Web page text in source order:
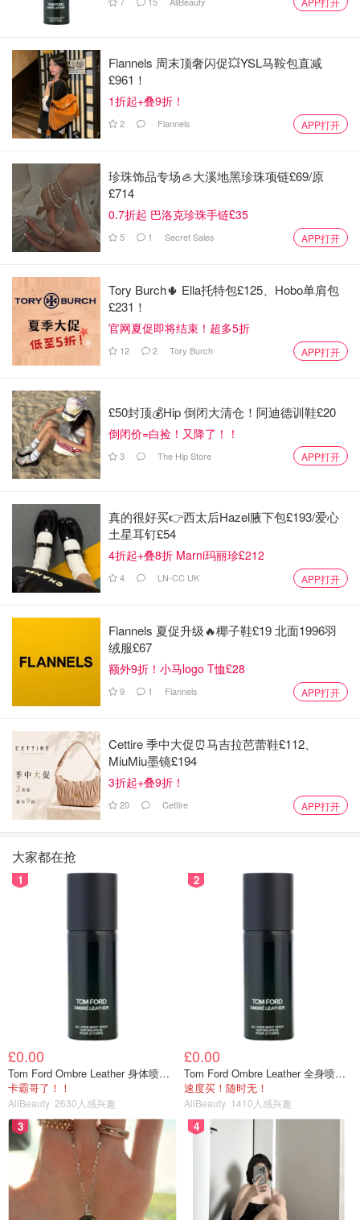
Flannels 周末顶奢闪促💥YSL马鞍包直减
£961！
1折起+叠9折！
2 Flannels APP打开
珍珠饰品专场🦪大溪地黑珍珠项链£69/原
£714
0.7折起 巴洛克珍珠手链£35
5 1 Secret Sales APP打开
Tory Burch🌵 Ella托特包£125、Hobo单肩包
£231！
官网夏促即将结束！超多5折
12 2 Tory Burch APP打开
£50封顶💰Hip 倒闭大清仓！阿迪德训鞋£20
倒闭价=白捡！又降了！！
3 The Hip Store APP打开
真的很好买👉西太后Hazel腋下包£193/爱心
土星耳钉£54
4折起+叠8折 Marni玛丽珍£212
4 LN-CC UK APP打开
Flannels 夏促升级🔥椰子鞋£19 北面1996羽
绒服£67
额外9折！小马logo T恤£28
9 1 Flannels APP打开
Cettire 季中大促⏰马吉拉芭蕾鞋£112、
MiuMiu墨镜£194
3折起+叠9折！
20 Cettire APP打开
大家都在抢
1
£0.00
Tom Ford Ombre Leather 身体喷雾 150ml
卡霸哥了！！
AllBeauty 2630人感兴趣
2
£0.00
Tom Ford Ombre Leather 全身喷雾 150ml
速度买！随时无！
AllBeauty 1410人感兴趣
3 4